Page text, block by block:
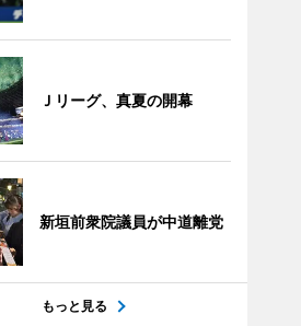
Ｊリーグ、真夏の開幕
新垣前衆院議員が中道離党
もっと見る